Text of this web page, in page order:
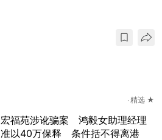
精选 ★
宏福苑涉讹骗案 鸿毅女助理经理
准以40万保释 条件括不得离港